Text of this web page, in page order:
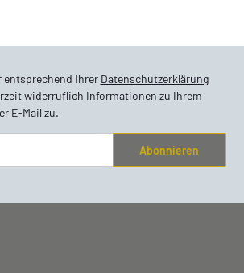
entsprechend Ihrer Datenschutzerklärung
widerruflich Informationen zu Ihrem
E-Mail zu.
Abonnieren